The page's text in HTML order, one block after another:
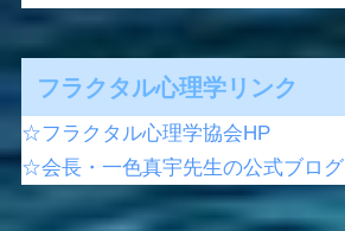
フラクタル心理学リンク
☆フラクタル心理学協会HP
☆会長・一色真宇先生の公式ブログ